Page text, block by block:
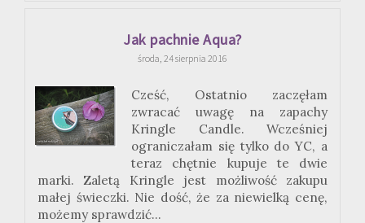
Jak pachnie Aqua?
środa, 24 sierpnia 2016
Cześć, Ostatnio zaczęłam
zwracać uwagę na zapachy
Kringle Candle. Wcześniej
ograniczałam się tylko do YC, a
teraz chętnie kupuje te dwie
marki. Zaletą Kringle jest możliwość zakupu
małej świeczki. Nie dość, że za niewielką cenę,
możemy sprawdzić...